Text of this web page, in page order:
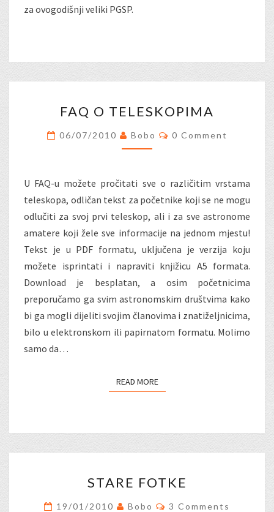
za ovogodišnji veliki PGSP.
O
TELESKOPIMA
FAQ O TELESKOPIMA
06/07/2010 Bobo Comments
0 Comment
U FAQ-u možete pročitati sve o različitim vrstama
teleskopa, odličan tekst za početnike koji se ne mogu
odlučiti za svoj prvi teleskop, ali i za sve astronome
amatere koji žele sve informacije na jednom mjestu!
Tekst je u PDF formatu, uključena je verzija koju
možete isprintati i napraviti knjižicu A5 formata.
Download je besplatan, a osim početnicima
preporučamo ga svim astronomskim društvima kako
bi ga mogli dijeliti svojim članovima i znatiželjnicima,
bilo u elektronskom ili papirnatom formatu. Molimo
samo da…
READ MOREREAD MORE
FOTKE
STARE FOTKE
19/01/2010 Bobo Comments
3 Comments